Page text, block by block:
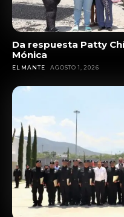
Da respuesta Patty
Mónica
EL MANTE AGOSTO 1, 2026